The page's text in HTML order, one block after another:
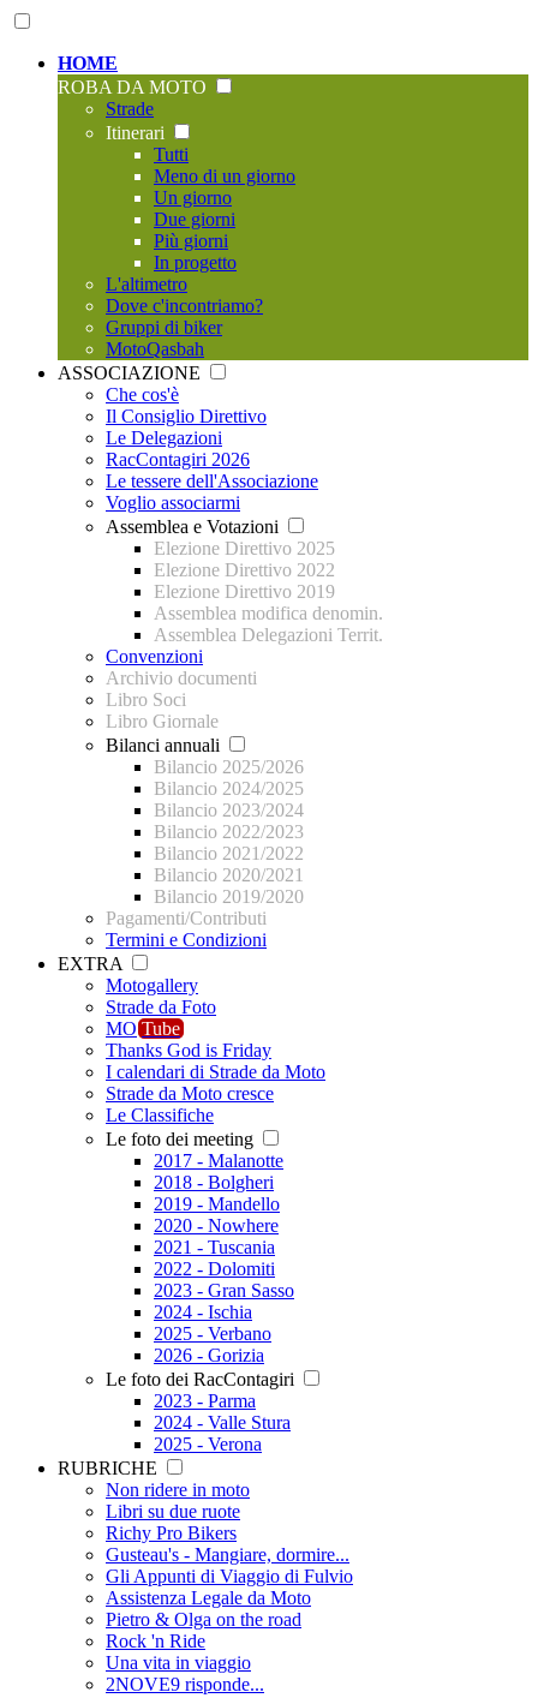
HOME
ROBA DA MOTO
Strade
Itinerari
Tutti
Meno di un giorno
Un giorno
Due giorni
Più giorni
In progetto
L'altimetro
Dove c'incontriamo?
Gruppi di biker
MotoQasbah
ASSOCIAZIONE
Che cos'è
Il Consiglio Direttivo
Le Delegazioni
RacContagiri 2026
Le tessere dell'Associazione
Voglio associarmi
Assemblea e Votazioni
Elezione Direttivo 2025
Elezione Direttivo 2022
Elezione Direttivo 2019
Assemblea modifica denomin.
Assemblea Delegazioni Territ.
Convenzioni
Archivio documenti
Libro Soci
Libro Giornale
Bilanci annuali
Bilancio 2025/2026
Bilancio 2024/2025
Bilancio 2023/2024
Bilancio 2022/2023
Bilancio 2021/2022
Bilancio 2020/2021
Bilancio 2019/2020
Pagamenti/Contributi
Termini e Condizioni
EXTRA
Motogallery
Strade da Foto
MO Tube
Thanks God is Friday
I calendari di Strade da Moto
Strade da Moto cresce
Le Classifiche
Le foto dei meeting
2017 - Malanotte
2018 - Bolgheri
2019 - Mandello
2020 - Nowhere
2021 - Tuscania
2022 - Dolomiti
2023 - Gran Sasso
2024 - Ischia
2025 - Verbano
2026 - Gorizia
Le foto dei RacContagiri
2023 - Parma
2024 - Valle Stura
2025 - Verona
RUBRICHE
Non ridere in moto
Libri su due ruote
Richy Pro Bikers
Gusteau's - Mangiare, dormire...
Gli Appunti di Viaggio di Fulvio
Assistenza Legale da Moto
Pietro & Olga on the road
Rock 'n Ride
Una vita in viaggio
2NOVE9 risponde...